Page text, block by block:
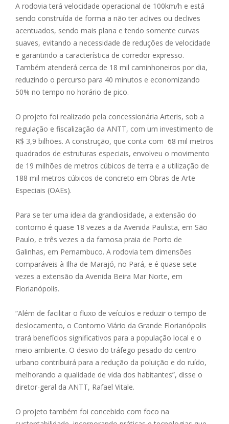
A rodovia terá velocidade operacional de 100km/h e está
sendo construída de forma a não ter aclives ou declives
acentuados, sendo mais plana e tendo somente curvas
suaves, evitando a necessidade de reduções de velocidade
e garantindo a característica de corredor expresso.
Também atenderá cerca de 18 mil caminhoneiros por dia,
reduzindo o percurso para 40 minutos e economizando
50% no tempo no horário de pico.
O projeto foi realizado pela concessionária Arteris, sob a
regulação e fiscalização da ANTT, com um investimento de
R$ 3,9 bilhões. A construção, que conta com 68 mil metros
quadrados de estruturas especiais, envolveu o movimento
de 19 milhões de metros cúbicos de terra e a utilização de
188 mil metros cúbicos de concreto em Obras de Arte
Especiais (OAEs).
Para se ter uma ideia da grandiosidade, a extensão do
contorno é quase 18 vezes a da Avenida Paulista, em São
Paulo, e três vezes a da famosa praia de Porto de
Galinhas, em Pernambuco. A rodovia tem dimensões
comparáveis à Ilha de Marajó, no Pará, e é quase sete
vezes a extensão da Avenida Beira Mar Norte, em
Florianópolis.
“Além de facilitar o fluxo de veículos e reduzir o tempo de
deslocamento, o Contorno Viário da Grande Florianópolis
trará benefícios significativos para a população local e o
meio ambiente. O desvio do tráfego pesado do centro
urbano contribuirá para a redução da poluição e do ruído,
melhorando a qualidade de vida dos habitantes”, disse o
diretor-geral da ANTT, Rafael Vitale.
O projeto também foi concebido com foco na